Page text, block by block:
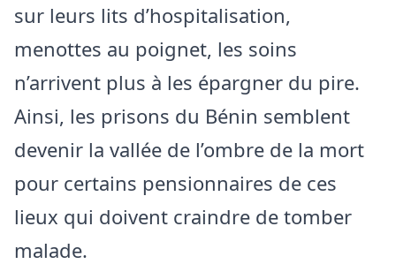
sur leurs lits d’hospitalisation,
menottes au poignet, les soins
n’arrivent plus à les épargner du pire.
Ainsi, les prisons du Bénin semblent
devenir la vallée de l’ombre de la mort
pour certains pensionnaires de ces
lieux qui doivent craindre de tomber
malade.